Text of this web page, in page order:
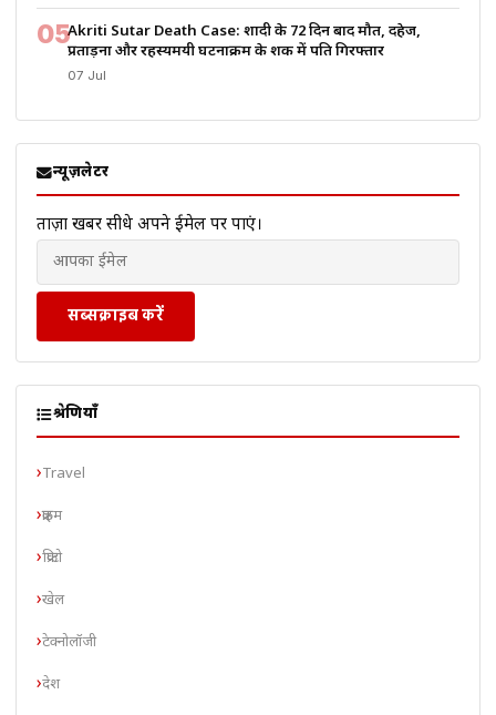
05Akriti Sutar Death Case: शादी के 72 दिन बाद मौत, दहेज,
प्रताड़ना और रहस्यमयी घटनाक्रम के शक में पति गिरफ्तार
07 Jul
न्यूज़लेटर
ताज़ा खबरें सीधे अपने ईमेल पर पाएं।
सब्सक्राइब करें
श्रेणियाँ
Travel
क्राइम
क्रिप्टो
खेल
टेक्नोलॉजी
देश